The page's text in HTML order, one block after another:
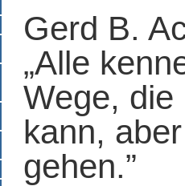
Gerd B.
„Alle
Wege, die
kann,
gehen.”